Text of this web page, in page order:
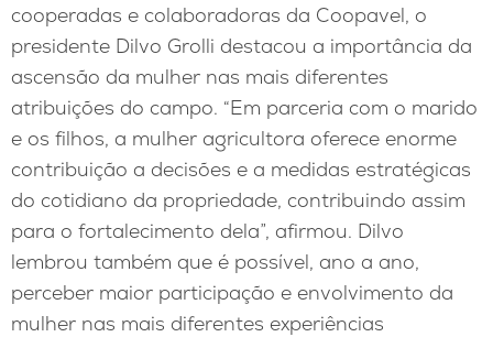
cooperadas e colaboradoras da Coopavel, o
presidente Dilvo Grolli destacou a importância da
ascensão da mulher nas mais diferentes
atribuições do campo. “Em parceria com o marido
e os filhos, a mulher agricultora oferece enorme
contribuição a decisões e a medidas estratégicas
do cotidiano da propriedade, contribuindo assim
para o fortalecimento dela”, afirmou. Dilvo
lembrou também que é possível, ano a ano,
perceber maior participação e envolvimento da
mulher nas mais diferentes experiências